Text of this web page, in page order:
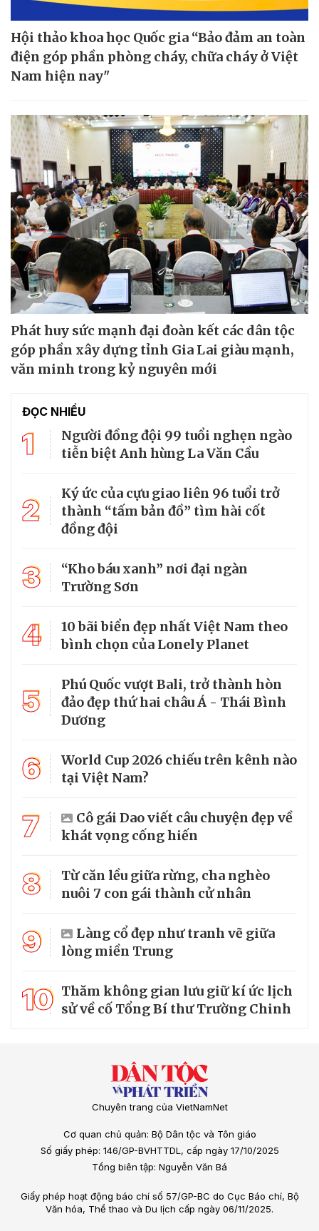
Hội thảo khoa học Quốc gia “Bảo đảm an toàn
điện góp phần phòng cháy, chữa cháy ở Việt
Nam hiện nay"
Phát huy sức mạnh đại đoàn kết các dân tộc
góp phần xây dựng tỉnh Gia Lai giàu mạnh,
văn minh trong kỷ nguyên mới
ĐỌC NHIỀU
1
Người đồng đội 99 tuổi nghẹn ngào
tiễn biệt Anh hùng La Văn Cầu
2
Ký ức của cựu giao liên 96 tuổi trở
thành “tấm bản đồ” tìm hài cốt
đồng đội
3
“Kho báu xanh” nơi đại ngàn
Trường Sơn
4
10 bãi biển đẹp nhất Việt Nam theo
bình chọn của Lonely Planet
5
Phú Quốc vượt Bali, trở thành hòn
đảo đẹp thứ hai châu Á - Thái Bình
Dương
6
World Cup 2026 chiếu trên kênh nào
tại Việt Nam?
7
Cô gái Dao viết câu chuyện đẹp về
khát vọng cống hiến
8
Từ căn lều giữa rừng, cha nghèo
nuôi 7 con gái thành cử nhân
9
Làng cổ đẹp như tranh vẽ giữa
lòng miền Trung
10 Thăm không gian lưu giữ kí ức lịch
sử về cố Tổng Bí thư Trường Chinh
Chuyên trang của VietNamNet
Cơ quan chủ quản: Bộ Dân tộc và Tôn giáo
Số giấy phép: 146/GP-BVHTTDL, cấp ngày 17/10/2025
Tổng biên tập: Nguyễn Văn Bá
Giấy phép hoạt động báo chí số 57/GP-BC do Cục Báo chí, Bộ
Văn hóa, Thể thao và Du lịch cấp ngày 06/11/2025.